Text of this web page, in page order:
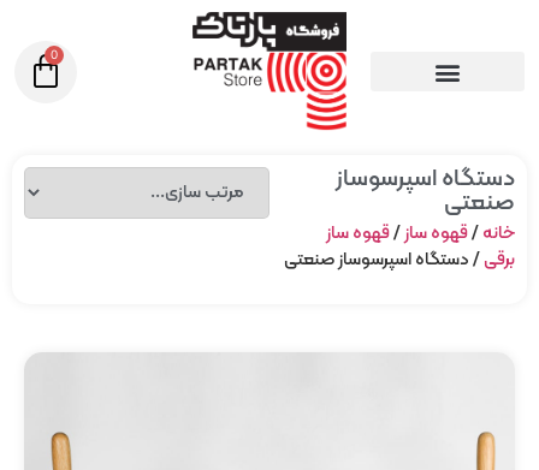
0
دستگاه اسپرسوساز
صنعتی
خانه/قهوه ساز/قهوه ساز
برقی/ دستگاه اسپرسوساز صنعتی